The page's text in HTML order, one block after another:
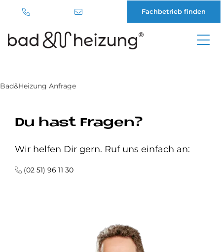
Fachbetrieb finden
Bad&Heizung Anfrage
Du hast Fragen?
Wir helfen Dir gern. Ruf uns einfach an:
(02 51) 96 11 30